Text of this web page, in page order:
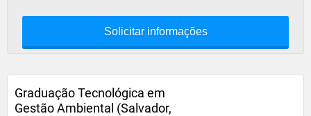
Solicitar informações
Graduação Tecnológica em
Gestão Ambiental (Salvador,